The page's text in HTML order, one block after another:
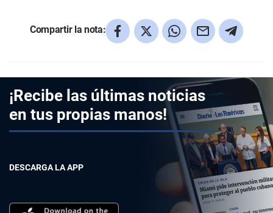
Compartir la nota:
¡Recibe las últimas noticias
en tus propias manos!
DESCARGA LA APP